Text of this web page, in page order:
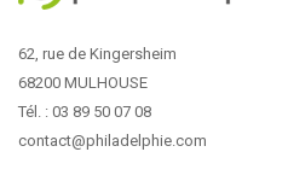
62, rue de Kingersheim
68200 MULHOUSE
Tél. : 03 89 50 07 08
contact@philadelphie.com